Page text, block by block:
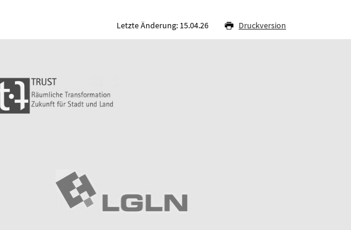
Letzte Änderung: 15.04.26 Druckversion